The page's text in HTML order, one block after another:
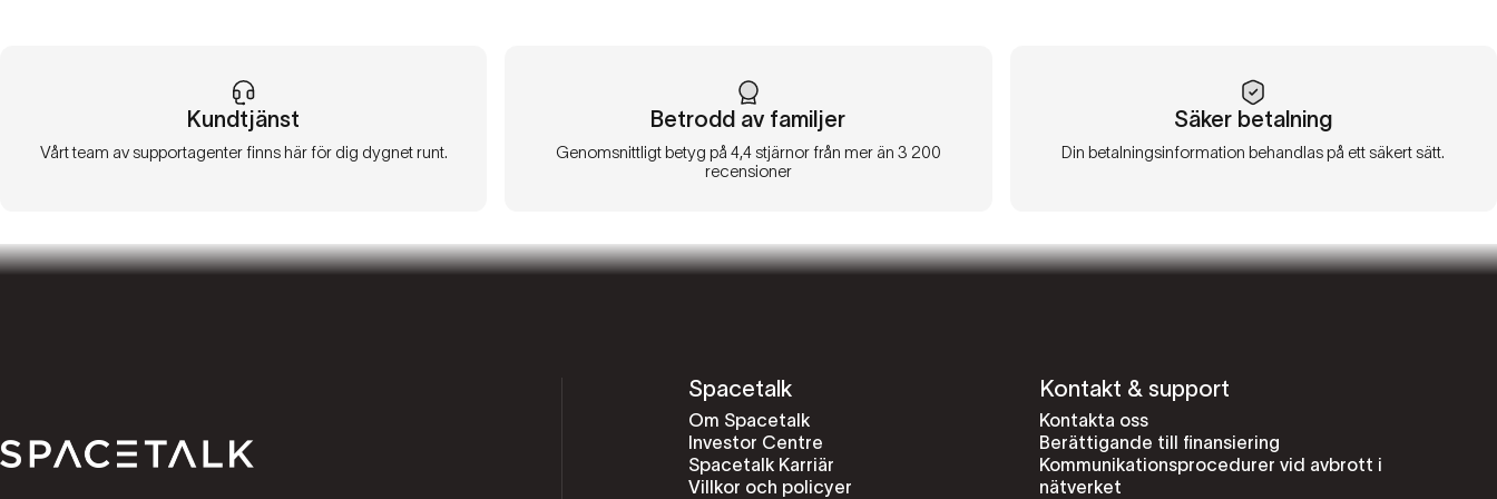
Kundtjänst
Vårt team av supportagenter finns här för dig dygnet runt.
Betrodd av familjer
Genomsnittligt betyg på 4,4 stjärnor från mer än 3 200
recensioner
Säker betalning
Din betalningsinformation behandlas på ett säkert sätt.
Spacetalk
Om Spacetalk
Investor Centre
Spacetalk Karriär
Villkor och policyer
Kontakt & support
Kontakta oss
Berättigande till finansiering
Kommunikationsprocedurer vid avbrott i
nätverket
Spacetalk